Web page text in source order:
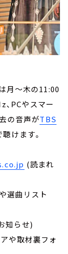
月～木の11:00
PCやスマー
の音声がTBS
聴けます。
(読まれ
選曲リスト
知らせ)
や取材裏フォ